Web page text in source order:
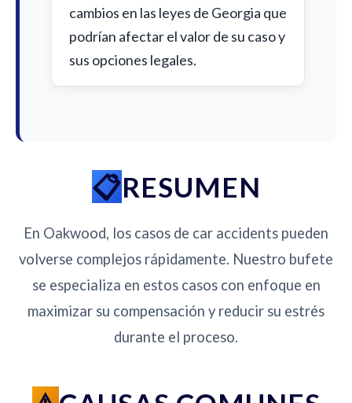
cambios en las leyes de Georgia que
podrían afectar el valor de su caso y
sus opciones legales.
RESUMEN
En Oakwood, los casos de car accidents pueden
volverse complejos rápidamente. Nuestro bufete
se especializa en estos casos con enfoque en
maximizar su compensación y reducir su estrés
durante el proceso.